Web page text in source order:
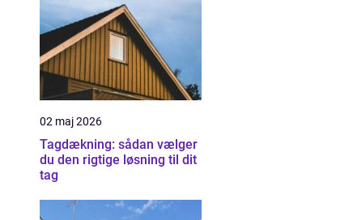
02 maj 2026
Tagdækning: sådan vælger
du den rigtige løsning til dit
tag